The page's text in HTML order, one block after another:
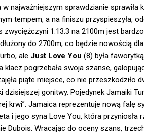
najważniejszym sprawdzianie sprawiła
tempem, a na finiszu przyspieszyła,
zwyciężczyni 1.13.3 na 2100m jest
do 2700m, co będzie nowością
ale Just Love You (8) była
klacz pogrzebała swoja szanse,
piąte miejsce, co nie przeszkodziło
dzisiejszej gonitwy. Pojedynek Jamaiki
krwi”. Jamaica reprezentuje nową falę
i jego syna Love You, która przyniosła
Dubois. Wracając do oceny szans,